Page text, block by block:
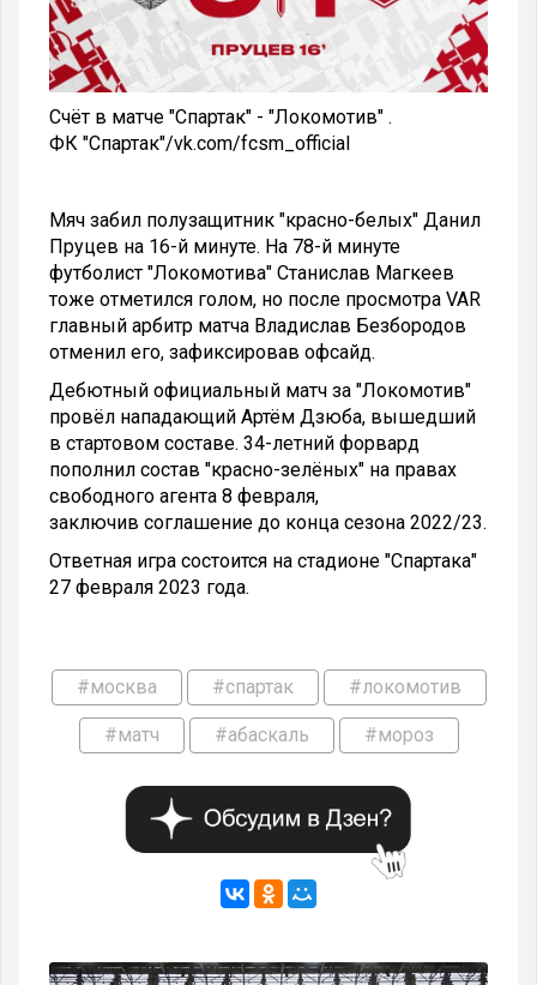
Счёт в матче "Спартак" - "Локомотив" .
ФК "Спартак"/vk.com/fcsm_official
Мяч забил полузащитник "красно-белых" Данил
Пруцев на 16-й минуте. На 78-й минуте
футболист "Локомотива" Станислав Магкеев
тоже отметился голом, но после просмотра VAR
главный арбитр матча Владислав Безбородов
отменил его, зафиксировав офсайд.
Дебютный официальный матч за "Локомотив"
провёл нападающий Артём Дзюба, вышедший
в стартовом составе. 34-летний форвард
пополнил состав "красно-зелёных" на правах
свободного агента 8 февраля,
заключив соглашение до конца сезона 2022/23.
Ответная игра состоится на стадионе "Спартака"
27 февраля 2023 года.
#москва #спартак #локомотив
#матч #абаскаль #мороз